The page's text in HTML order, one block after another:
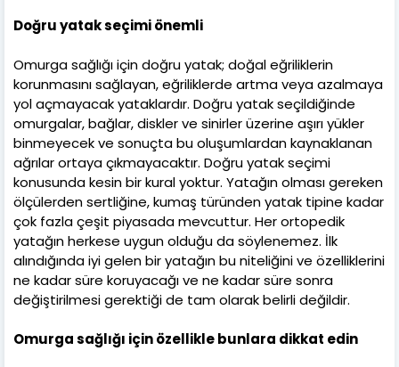
Doğru yatak seçimi önemli
Omurga sağlığı için doğru yatak; doğal eğriliklerin
korunmasını sağlayan, eğriliklerde artma veya azalmaya
yol açmayacak yataklardır. Doğru yatak seçildiğinde
omurgalar, bağlar, diskler ve sinirler üzerine aşırı yükler
binmeyecek ve sonuçta bu oluşumlardan kaynaklanan
ağrılar ortaya çıkmayacaktır. Doğru yatak seçimi
konusunda kesin bir kural yoktur. Yatağın olması gereken
ölçülerden sertliğine, kumaş türünden yatak tipine kadar
çok fazla çeşit piyasada mevcuttur. Her ortopedik
yatağın herkese uygun olduğu da söylenemez. İlk
alındığında iyi gelen bir yatağın bu niteliğini ve özelliklerini
ne kadar süre koruyacağı ve ne kadar süre sonra
değiştirilmesi gerektiği de tam olarak belirli değildir.
Omurga sağlığı için özellikle bunlara dikkat edin